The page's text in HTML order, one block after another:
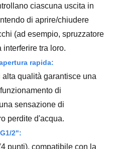
ciascuna uscita in
di aprire/chiudere
(ad esempio, spruzzatore
interferire tra loro.
rapida:
qualità garantisce una
di
sensazione di
perdite d'acqua.
2":
punti), compatibile con la